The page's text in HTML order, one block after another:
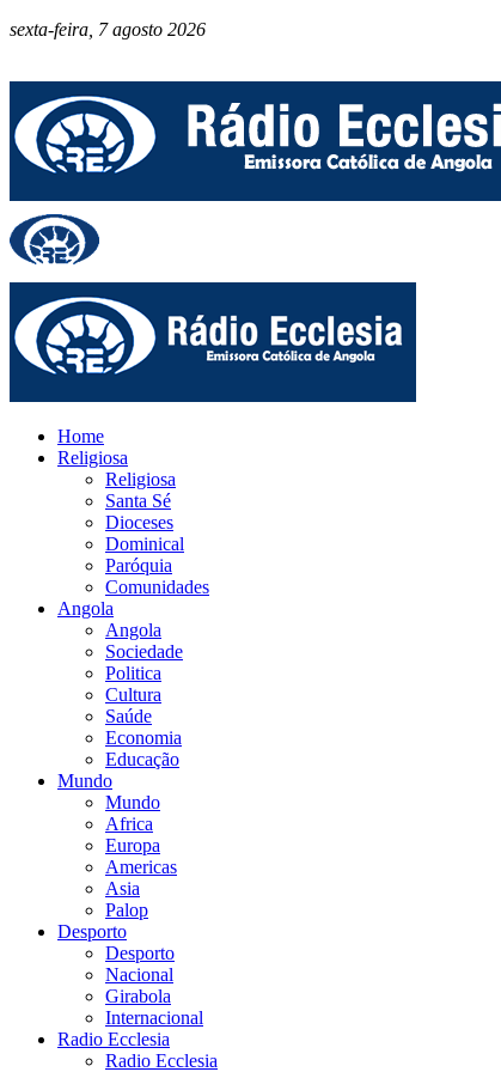
sexta-feira, 7 agosto 2026
Home
Religiosa
Religiosa
Santa Sé
Dioceses
Dominical
Paróquia
Comunidades
Angola
Angola
Sociedade
Politica
Cultura
Saúde
Economia
Educação
Mundo
Mundo
Africa
Europa
Americas
Asia
Palop
Desporto
Desporto
Nacional
Girabola
Internacional
Radio Ecclesia
Radio Ecclesia